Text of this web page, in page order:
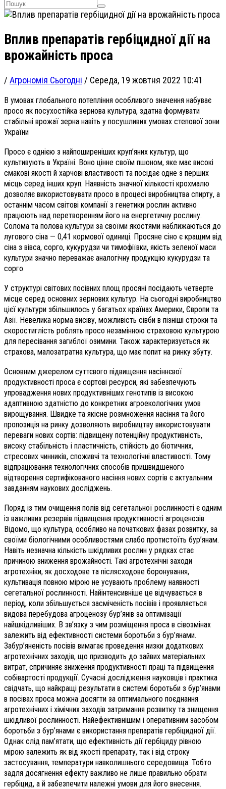
Вплив препаратів гербіцидної дії на
врожайність проса
/ Агрономія Сьогодні / Середа, 19 жовтня 2022 10:41
В умовах глобального потепління особливого значення набуває
просо як посухостійка зернова культура, здатна формувати
стабільні врожаї зерна навіть у посушливих умовах степової зони
України
Просо є однією з найпоширеніших круп’яних культур, що
культивують в Україні. Воно цінне своїм пшоном, яке має високі
смакові якості й харчові властивості та посідає одне з перших
місць серед інших круп. Наявність значної кількості крохмалю
дозволяє використовувати просо в процесі виробництва спирту, а
останнім часом світові компанії з генетики рослин активно
працюють над перетворенням його на енергетичну рослину.
Солома та полова культури за своїми якостями наближаються до
лугового сіна — 0,41 кормової одиниці. Просяне сіно є кращим від
сіна з вівса, сорго, кукурудзи чи тимофіївки, якість зеленої маси
культури значно переважає аналогічну продукцію кукурудзи та
сорго.
У структурі світових посівних площ просяні посідають четверте
місце серед основних зернових культур. На сьогодні виробництво
цієї культури збільшилось у багатьох країнах Америки, Європи та
Азії. Невелика норма висіву, можливість сівби в пізніші строки та
скоростиглість роблять просо незамінною страховою культурою
для пересівання загиблої озимини. Також характеризується як
страхова, малозатратна культура, що має попит на ринку збуту.
Основним джерелом суттєвого підвищення насіннєвої
продуктивності проса є сортові ресурси, які забезпечують
упровадження нових продуктивніших генотипів із високою
адаптивною здатністю до конкретних агроекологічних умов
вирощування. Швидке та якісне розмноження насіння та його
пропозиція на ринку дозволяють виробництву використовувати
переваги нових сортів: підвищену потенційну продуктивність,
високу стабільність і пластичність, стійкість до біотичних,
стресових чинників, споживчі та технологічні властивості. Тому
відпрацювання технологічних способів пришвидшеного
відтворення сертифікованого насіння нових сортів є актуальним
завданням наукових досліджень.
Поряд із тим очищення полів від сегетальної рослинності є одним
із важливих резервів підвищення продуктивності агроценозів.
Відомо, що культура, особливо на початкових фазах розвитку, за
своїми біологічними особливостями слабо протистоїть бур’янам.
Навіть незначна кількість шкідливих рослин у рядках стає
причиною зниження врожайності. Такі агротехнічні заходи
агротехніки, як досходове та післясходове боронування,
культивація повною мірою не усувають проблему наявності
сегетальної рослинності. Найінтенсивніше це відчувається в
період, коли збільшується засміченість посівів і проявляється
видова перебудова агроценозу бур’янів за оптимізації
найшкідливіших. В зв’язку з чим розміщення проса в сівозмінах
залежить від ефективності системи боротьби з бур’янами.
Забур’яненість посівів вимагає проведення низки додаткових
агротехнічних заходів, що призводить до зайвих матеріальних
витрат, спричиняє зниження продуктивності праці та підвищення
собівартості продукції. Сучасні дослідження науковців і практика
свідчать, що найкращі результати в системі боротьби з бур’янами
в посівах проса можна досягти за оптимального поєднання
агротехнічних і хімічних заходів затримання розвитку та знищення
шкідливої рослинності. Найефективнішим і оперативним засобом
боротьби з бур’янами є використання препаратів гербіцидної дії.
Однак слід пам’ятати, що ефективність дії гербіциду рівною
мірою залежить як від якості препарату, так і від строку
застосування, температури навколишнього середовища. Тобто
задля досягнення ефекту важливо не лише правильно обрати
гербіцид, а й забезпечити належні умови для його внесення.